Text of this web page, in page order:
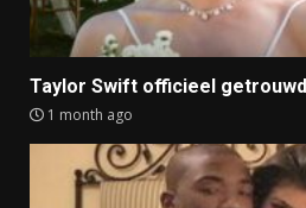
Taylor Swift officieel
1 month ago